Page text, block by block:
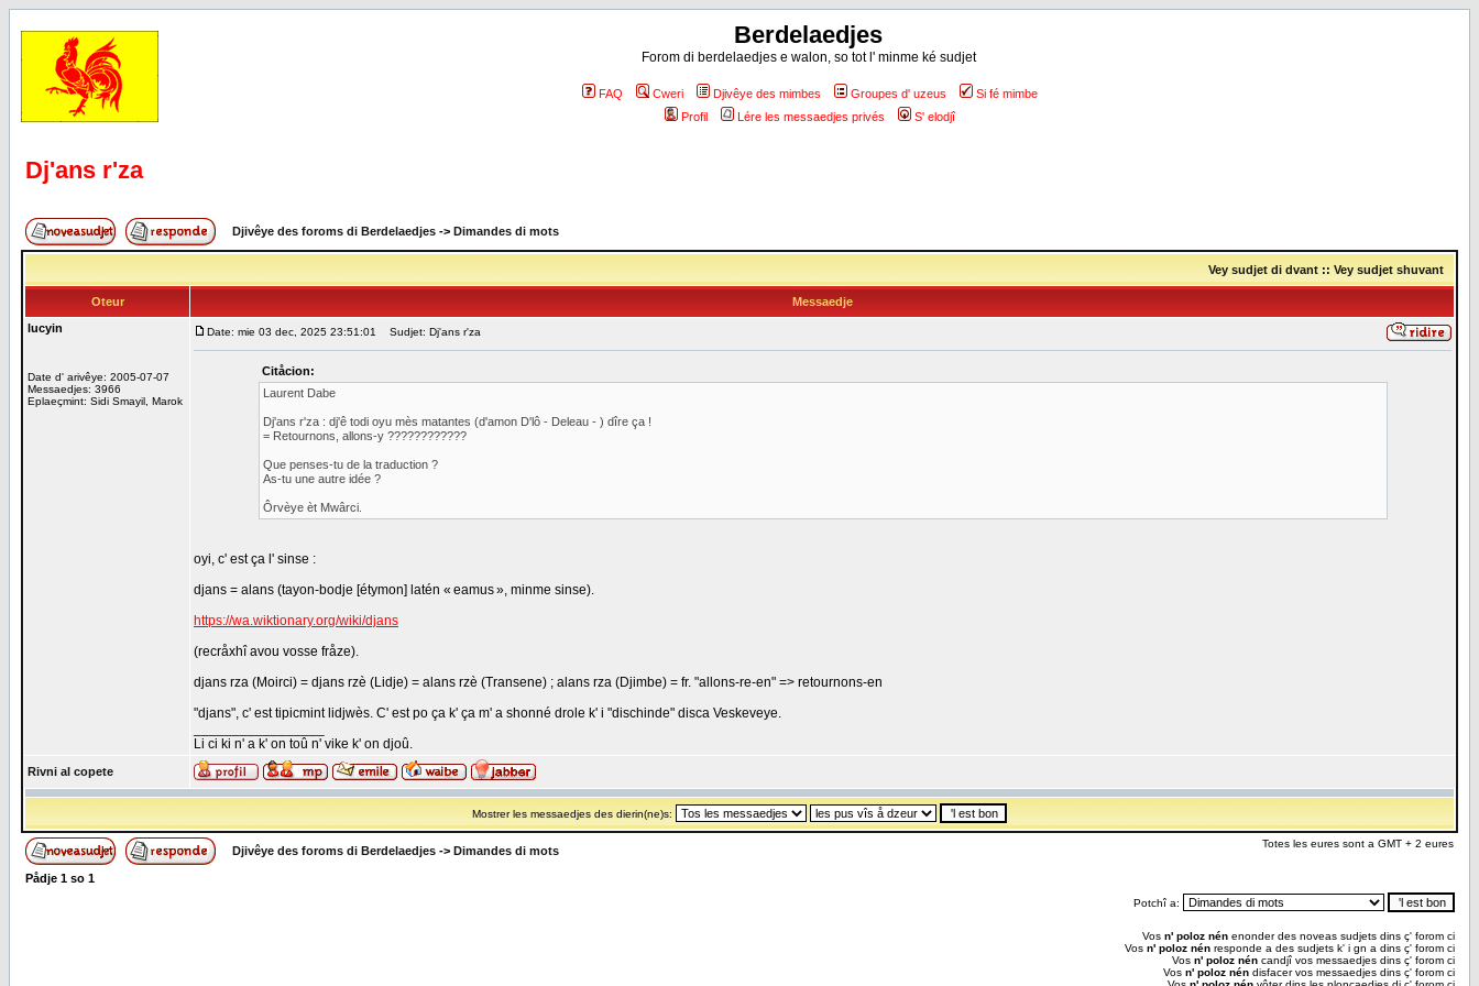
Berdelaedjes
Forom di berdelaedjes e walon, so tot l' minme ké sudjet
FAQ Cweri Djivêye des mimbes Groupes d' uzeus
Si fé mimbe
Profil
Lére les messaedjes privés S' elodjî
Dj'ans r'za
Djivêye des foroms di Berdelaedjes -> Dimandes di mots
Vey sudjet di dvant :: Vey sudjet shuvant
Oteur
Messaedje
lucyin
Date d' arivêye: 2005-07-07
Messaedjes: 3966
Eplaeçmint: Sidi Smayil, Marok
Date: mie 03 dec, 2025 23:51:01 Sudjet: Dj'ans r'za
Citåcion:
Laurent Dabe
Dj'ans r'za : dj'ê todi oyu mès matantes (d'amon D'lô - Deleau - ) dîre ça !
= Retournons, allons-y ????????????
Que penses-tu de la traduction ?
As-tu une autre idée ?
Ôrvèye èt Mwârci.
oyi, c' est ça l' sinse :
djans = alans (tayon-bodje [étymon] latén « eamus », minme sinse).
https://wa.wiktionary.org/wiki/djans
(recråxhî avou vosse fråze).
djans rza (Moirci) = djans rzè (Lidje) = alans rzè (Transene) ; alans rza (Djimbe) = fr. "allons-re-en" => retournons-en
"djans", c' est tipicmint lidjwès. C' est po ça k' ça m' a shonné drole k' i "dischinde" disca Veskeveye.
Li ci ki n' a k' on toû n' vike k' on djoû.
Rivni al copete
Mostrer les messaedjes des dierin(ne)s:
Djivêye des foroms di Berdelaedjes -> Dimandes di mots
Totes les eures sont a GMT + 2 eures
Pådje 1 so 1
Potchî a:
Vos n' poloz nén enonder des noveas sudjets dins ç' forom ci
Vos n' poloz nén responde a des sudjets k' i gn a dins ç' forom ci
Vos n' poloz nén candjî vos messaedjes dins ç' forom ci
Vos n' poloz nén disfacer vos messaedjes dins ç' forom ci